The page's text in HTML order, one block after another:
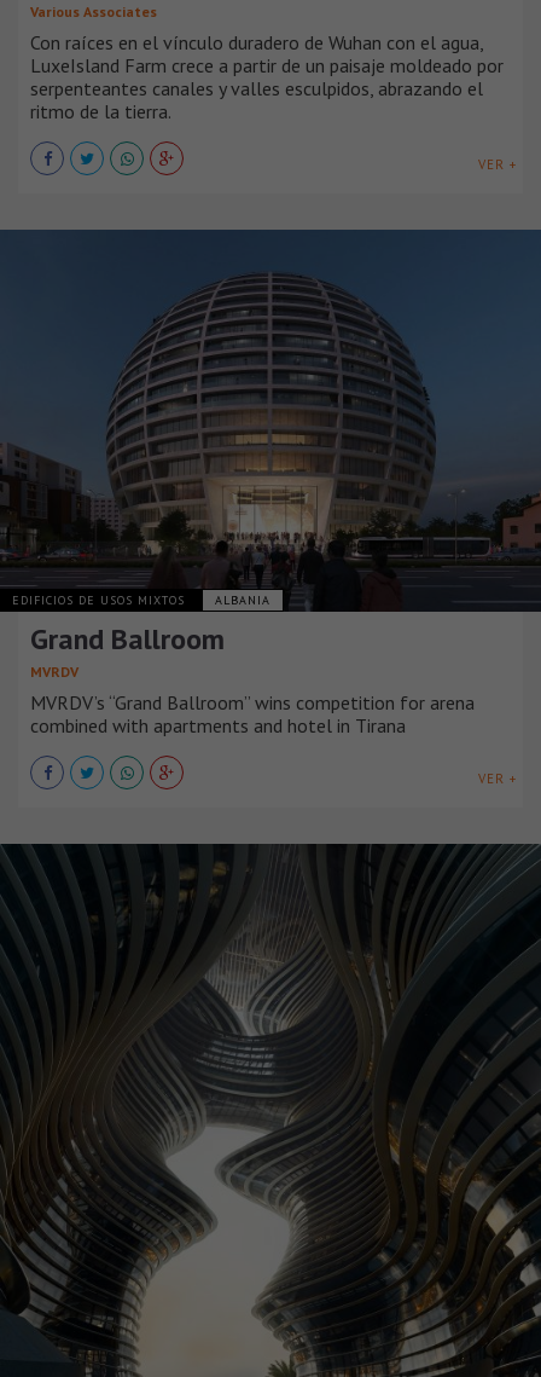
Various Associates
Con raíces en el vínculo duradero de Wuhan con el agua,
LuxeIsland Farm crece a partir de un paisaje moldeado por
serpenteantes canales y valles esculpidos, abrazando el
ritmo de la tierra.
VER +
EDIFICIOS DE USOS MIXTOS ALBANIA
Grand Ballroom
MVRDV
MVRDV’s “Grand Ballroom” wins competition for arena
combined with apartments and hotel in Tirana
VER +